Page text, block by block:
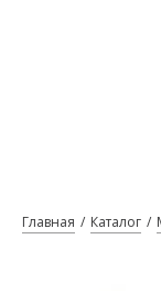
Главная Каталог